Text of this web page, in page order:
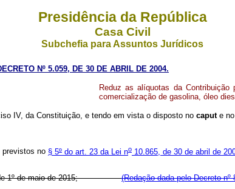
Presidência da República
Casa Civil
Subchefia para Assuntos Jurídicos
Nº 5.059, DE 30 DE ABRIL DE 2004.
Reduz as alíquotas da
comercialização de gasolina, óleo
IV, da Constituição, e tendo em vista o disposto no capute
previstos no § 5º do art. 23 da Lei no 10.865, de 30 de abril de
1ºde maio de 2015;(Redação dada pelo Decreto nº